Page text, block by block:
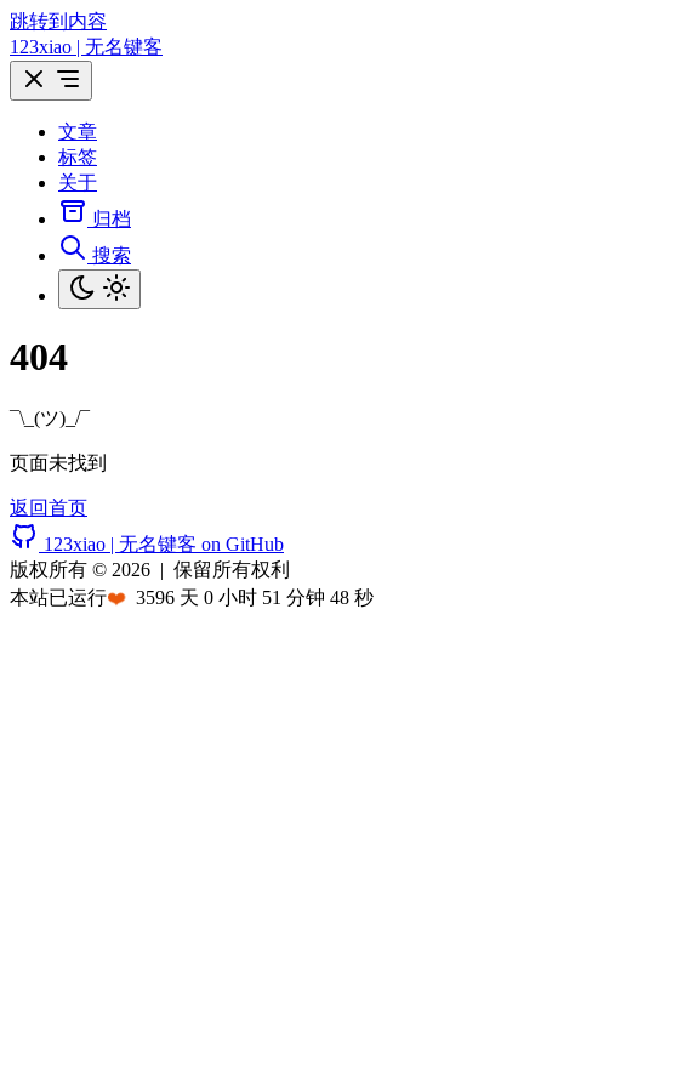
跳转到内容
123xiao | 无名键客
文章
标签
关于
归档
搜索
404
¯\_(ツ)_/¯
页面未找到
返回首页
123xiao | 无名键客 on GitHub
版权所有 © 2026 | 保留所有权利
本站已运行❤️ 3596 天 0 小时 51 分钟 48 秒